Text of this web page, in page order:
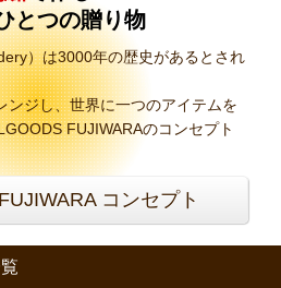
とつの贈り物
）は3000年の歴史があるとされ
ンジし、世界に一つのアイテムを
FUJIWARAのコンセプト
コンセプト